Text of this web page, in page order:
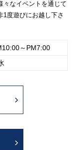
々なイベントを通じて
1度遊びにお越し下さ
～PM7:00